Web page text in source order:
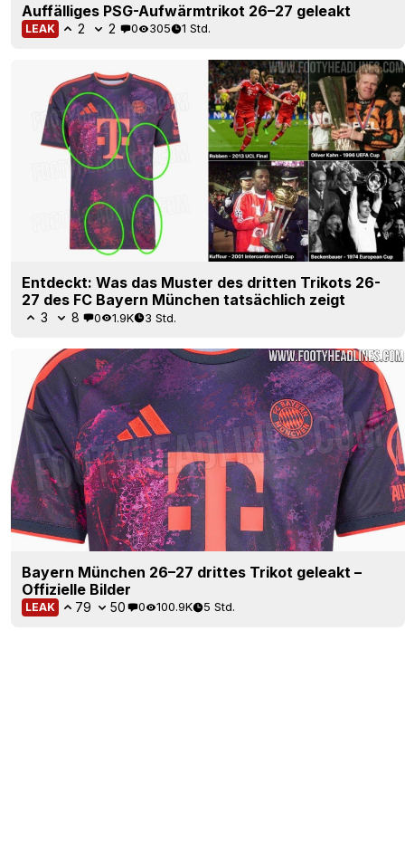
Auffälliges PSG-Aufwärmtrikot 26–27 geleakt
LEAK 2 2 0 305 1 Std.
Entdeckt: Was das Muster des dritten Trikots 26-
27 des FC Bayern München tatsächlich zeigt
3 8 0 1.9K 3 Std.
Bayern München 26–27 drittes Trikot geleakt –
Offizielle Bilder
LEAK 79 50 0 100.9K 5 Std.